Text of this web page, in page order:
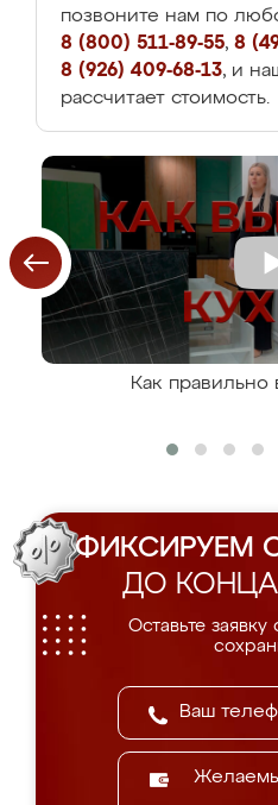
позвоните нам по
8 (800) 511-89-55, 8
8 (926) 409-68-13, и
рассчитает стоимость.
Как правильно
ФИКСИРУЕМ
ДО КОНЦА
Оставьте заявку